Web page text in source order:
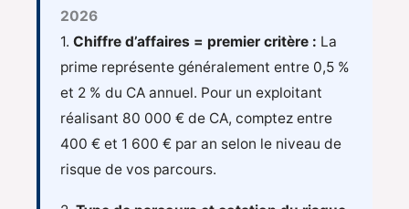
2026
1. Chiffre d’affaires = premier critère : La
prime représente généralement entre 0,5 %
et 2 % du CA annuel. Pour un exploitant
réalisant 80 000 € de CA, comptez entre
400 € et 1 600 € par an selon le niveau de
risque de vos parcours.